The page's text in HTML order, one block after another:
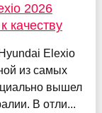
2026
качеству
Elexio
из самых
вышел
В отли...